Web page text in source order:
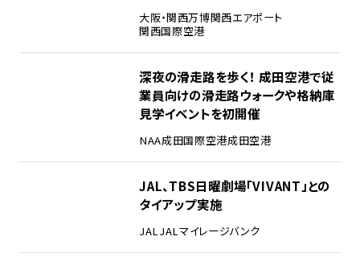
大阪・関西万博関西エアポート
関西国際空港
深夜の滑走路を歩く！ 成田空港で従
業員向けの滑走路ウォークや格納庫
見学イベントを初開催
NAA成田国際空港成田空港
JAL、TBS日曜劇場「VIVANT」との
タイアップ実施
JALJALマイレージバンク